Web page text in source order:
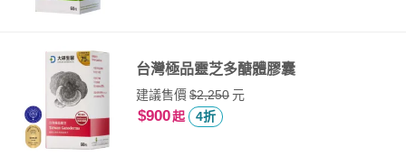
台灣極品靈芝多醣體膠囊
建議售價$2,250元
$900起 4折